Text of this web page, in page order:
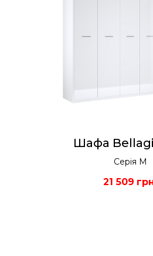
Шафа
Серія М
21 509